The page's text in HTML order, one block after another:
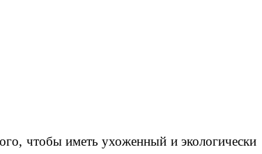
чтобы иметь ухоженный и экологически